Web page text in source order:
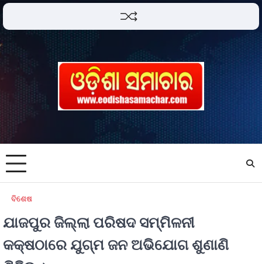
ବିଶେଷ
ଯାଜପୁର ଜିଲ୍ଲା ପରିଷଦ ସମ୍ମିଳନୀ
କକ୍ଷଠାରେ ଯୁଗ୍ମ ଜନ ଅଭିଯୋଗ ଶୁଣାଣି